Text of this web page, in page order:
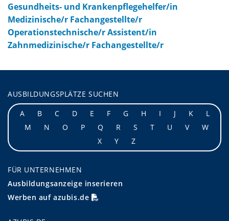
Gesundheits- und Krankenpflegehelfer/in
Medizinische/r Fachangestellte/r
Operationstechnische/r Assistent/in
Zahnmedizinische/r Fachangestellte/r
AUSBILDUNGSPLÄTZE SUCHEN
A
B C D E F G H I J K
L
M
N O P Q R S T U V
W
X
Y Z
FÜR UNTERNEHMEN
Ausbildungsanzeige inserieren
Werben auf azubis.de